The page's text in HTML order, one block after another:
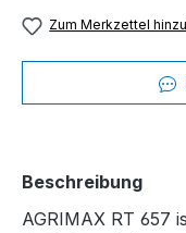
Zum Merkzettel
Beschreibung
AGRIMAX RT 657